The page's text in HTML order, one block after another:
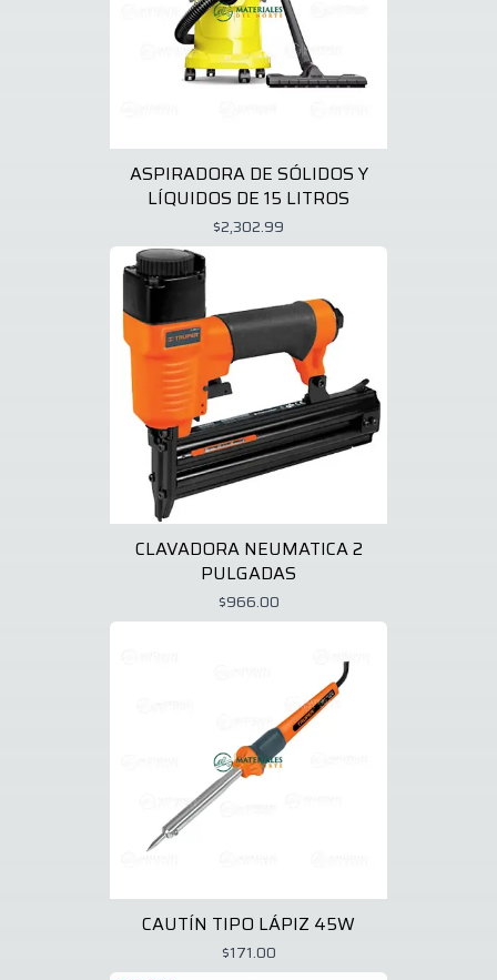
ASPIRADORA DE SÓLIDOS Y
LÍQUIDOS DE 15 LITROS
$2,302.99
CLAVADORA NEUMATICA 2
PULGADAS
$966.00
CAUTÍN TIPO LÁPIZ 45W
$171.00